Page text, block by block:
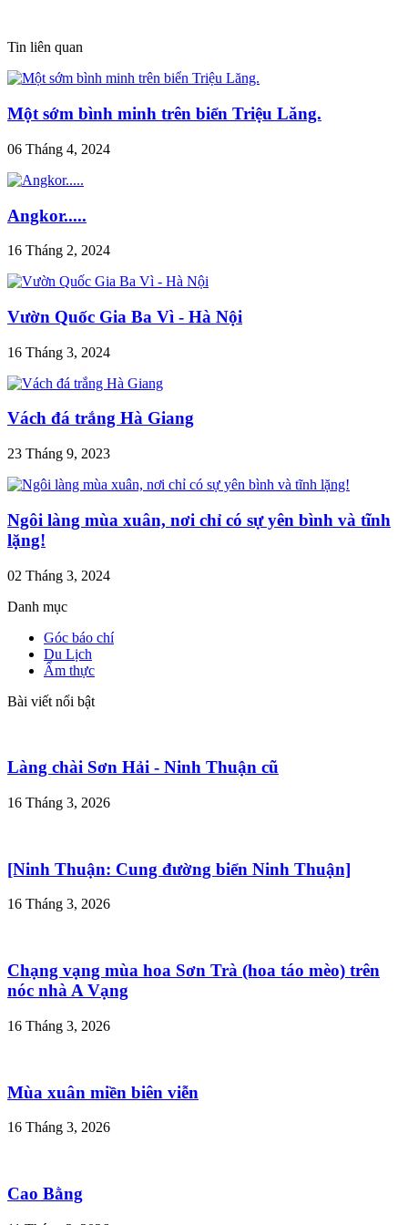
Tin liên quan
Một sớm bình minh trên biển Triệu Lăng.
06 Tháng 4, 2024
Angkor.....
16 Tháng 2, 2024
Vườn Quốc Gia Ba Vì - Hà Nội
16 Tháng 3, 2024
Vách đá trắng Hà Giang
23 Tháng 9, 2023
Ngôi làng mùa xuân, nơi chỉ có sự yên bình và tĩnh
lặng!
02 Tháng 3, 2024
Danh mục
Góc báo chí
Du Lịch
Ẩm thực
Bài viết nổi bật
Làng chài Sơn Hải - Ninh Thuận cũ
16 Tháng 3, 2026
[Ninh Thuận: Cung đường biển Ninh Thuận]
16 Tháng 3, 2026
Chạng vạng mùa hoa Sơn Trà (hoa táo mèo) trên
nóc nhà A Vạng
16 Tháng 3, 2026
Mùa xuân miền biên viễn
16 Tháng 3, 2026
Cao Bằng